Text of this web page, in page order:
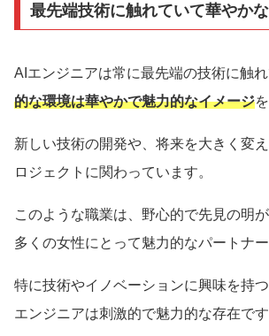
最先端技術に触れていて華やか
AIエンジニアは常に最先端の技術に触
的な環境は華やかで魅力的なイメージ
新しい技術の開発や、将来を大きく変
ロジェクトに関わっています。
このような職業は、野心的で先見の明
多くの女性にとって魅力的なパートナー
特に技術やイノベーションに興味を持
エンジニアは刺激的で魅力的な存在です